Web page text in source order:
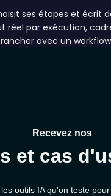
ses étapes et écrit
réel par exécution,
avec un
Recevez nos
et cas
outils IA qu'on teste